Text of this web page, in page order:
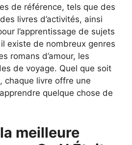
de référence, tels que des
livres d’activités, ainsi
l’apprentissage de sujets
existe de nombreux genres
romans d’amour, les
de voyage. Quel que soit
chaque livre offre une
quelque chose de
meilleure